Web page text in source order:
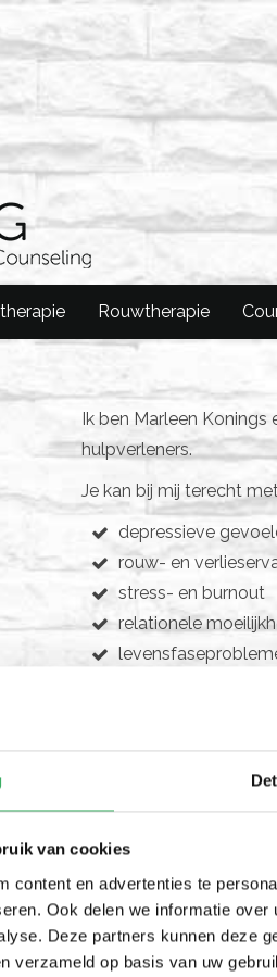
van cookies
content en advertenties te
Ook delen we informatie
Deze partners kunnen deze
verzameld op basis van uw
Rouwtherapie
Ik ben Marleen Konings
hulpverleners.
Je kan bij mij terecht
depressieve
rouw- en
stress- en burnout
relationele
chronische
nazorg na opname
Als psychotherapeut
Bachelor
Relatie- en
Individuele
Verlies en